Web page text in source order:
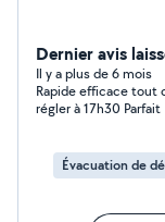
Dernier avis
Il y a plus de 6 mois
Rapide efficace tout
régler à 17h30 Parfait
Évacuation de